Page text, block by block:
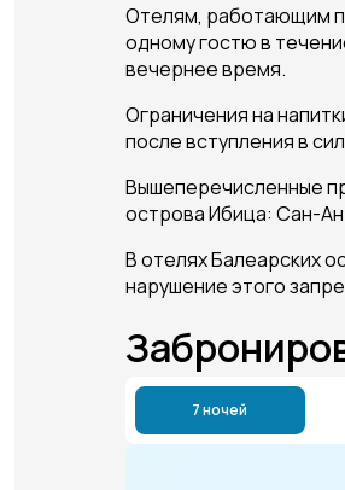
Отелям, работающим
одному гостю в
вечернее время.
Ограничения на
после вступления в
Вышеперечисленные
острова Ибица: Сан-
В отелях Балеарских
нарушение этого
7 ночей